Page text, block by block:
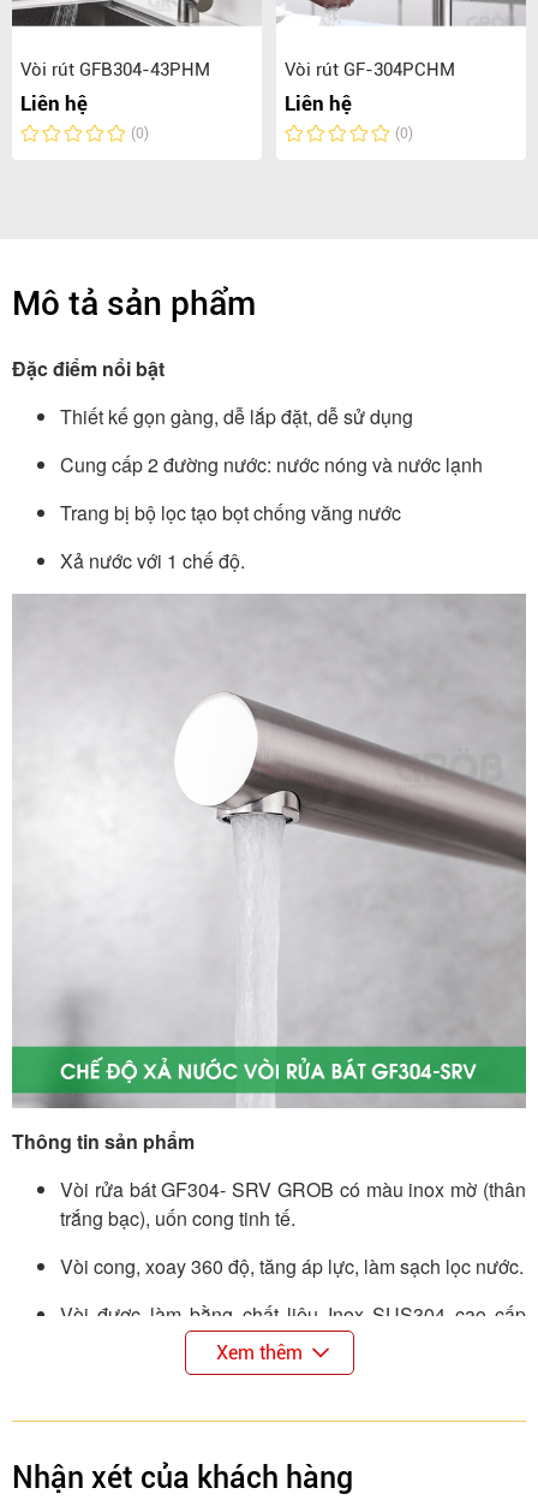
Vòi rút GFB304-43PHM
Liên hệ
(0)
Vòi rút GF-304PCHM
Liên hệ
(0)
Mô tả sản phẩm
Đặc điểm nổi bật
Thiết kế gọn gàng, dễ lắp đặt, dễ sử dụng
Cung cấp 2 đường nước: nước nóng và nước lạnh
Trang bị bộ lọc tạo bọt chống văng nước
Xả nước với 1 chế độ.
Thông tin sản phẩm
Vòi rửa bát GF304- SRV GROB có màu inox mờ (thân
trắng bạc), uốn cong tinh tế.
Vòi cong, xoay 360 độ, tăng áp lực, làm sạch lọc nước.
Vòi được làm bằng chất liệu Inox SUS304 cao cấp
chống biến dạng, hoen rỉ an toàn cho nguồn nước và
sức khỏe người sử dụng.
2 đường nước nóng lạnh riêng biệt, thay đổi chế độ
cho chế độ nước nóng và nước lạnh dễ dùng cho
Xem thêm
Nhận xét của khách hàng